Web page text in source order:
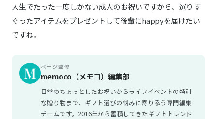
人生でたった一度しかない成人のお祝いですから、選りす
ぐったアイテムをプレゼントして後輩にhappyを届けたい
ですね。
ページ監修
memoco（メモコ）編集部
日常のちょっとしたお祝いからライフイベントの特別
な贈り物まで、ギフト選びの悩みに寄り添う専門編集
チームです。2016年から蓄積してきたギフトトレンド